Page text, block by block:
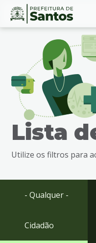
Ir
busca
Ir
Conteúdo
Lista
Utilize os filtros para
- Qualquer -
Cidadão